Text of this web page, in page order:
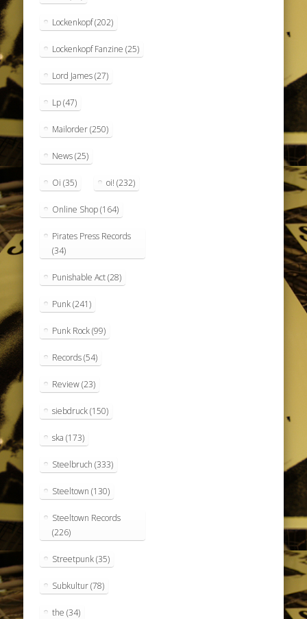
Lockenkopf(202)
Lockenkopf Fanzine (25)
Lord James(27)
Lp(47)
Mailorder(250)
News(25)
Oi (35) oi! (232)
Online Shop(164)
Pirates Press Records
(34)
Punishable Act(28)
Punk(241)
Punk Rock(99)
Records(54)
Review(23)
siebdruck(150)
ska (173)
Steelbruch (333)
Steeltown (130)
Steeltown Records
(226)
Streetpunk(35)
Subkultur(78)
the (34)